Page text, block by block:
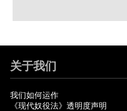
关于我们
我们如何运作
《现代奴役法》透明度声明